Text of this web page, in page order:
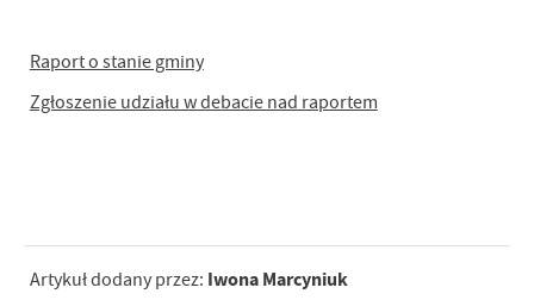
Raport o stanie gminy
Zgłoszenie udziału w debacie nad raportem
Artykuł dodany przez: Iwona Marcyniuk